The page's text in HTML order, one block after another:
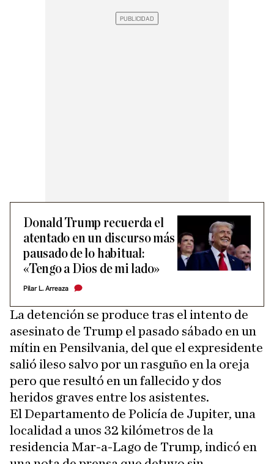
Donald Trump recuerda el
atentado en un discurso más
pausado de lo habitual:
«Tengo a Dios de mi lado»
Pilar L. Arreaza
La detención se produce tras el intento de
asesinato de Trump el pasado sábado en un
mítin en Pensilvania, del que el expresidente
salió ileso salvo por un rasguño en la oreja
pero que resultó en un fallecido y dos
heridos graves entre los asistentes.
El Departamento de Policía de Jupiter, una
localidad a unos 32 kilómetros de la
residencia Mar-a-Lago de Trump, indicó en